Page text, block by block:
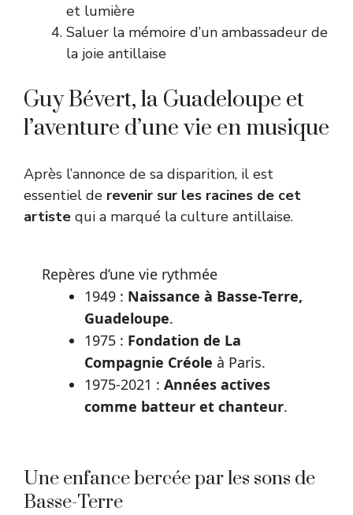
et lumière
Saluer la mémoire d’un ambassadeur de
la joie antillaise
Guy Bévert, la Guadeloupe et
l’aventure d’une vie en musique
Après l’annonce de sa disparition, il est
essentiel de revenir sur les racines de cet
artiste qui a marqué la culture antillaise.
Repères d’une vie rythmée
1949 : Naissance à Basse-Terre,
Guadeloupe.
1975 : Fondation de La
Compagnie Créole à Paris.
1975-2021 : Années actives
comme batteur et chanteur.
Une enfance bercée par les sons de
Basse-Terre